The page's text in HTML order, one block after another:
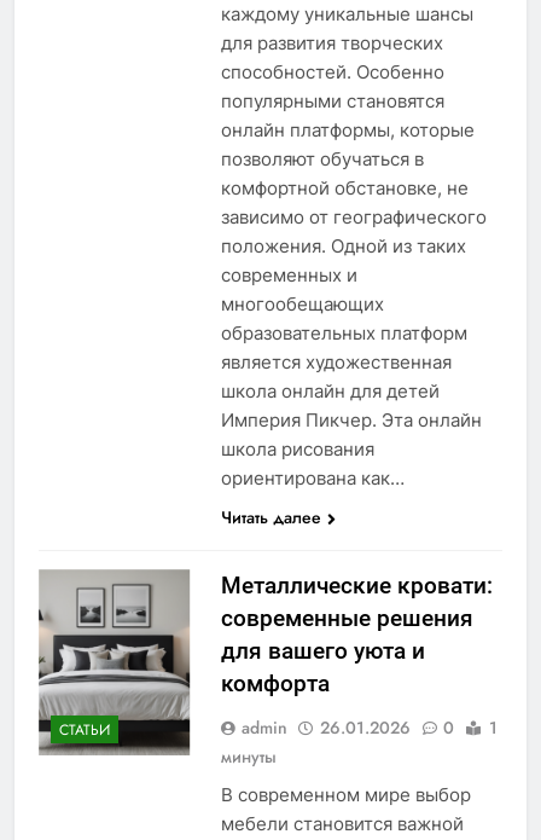
каждому уникальные шансы
для развития творческих
способностей. Особенно
популярными становятся
онлайн платформы, которые
позволяют обучаться в
комфортной обстановке, не
зависимо от географического
положения. Одной из таких
современных и
многообещающих
образовательных платформ
является художественная
школа онлайн для детей
Империя Пикчер. Эта онлайн
школа рисования
ориентирована как…
Читать далее
СТАТЬИ
Металлические кровати:
современные решения
для вашего уюта и
комфорта
admin 26.01.2026 0
1
минуты
В современном мире выбор
мебели становится важной